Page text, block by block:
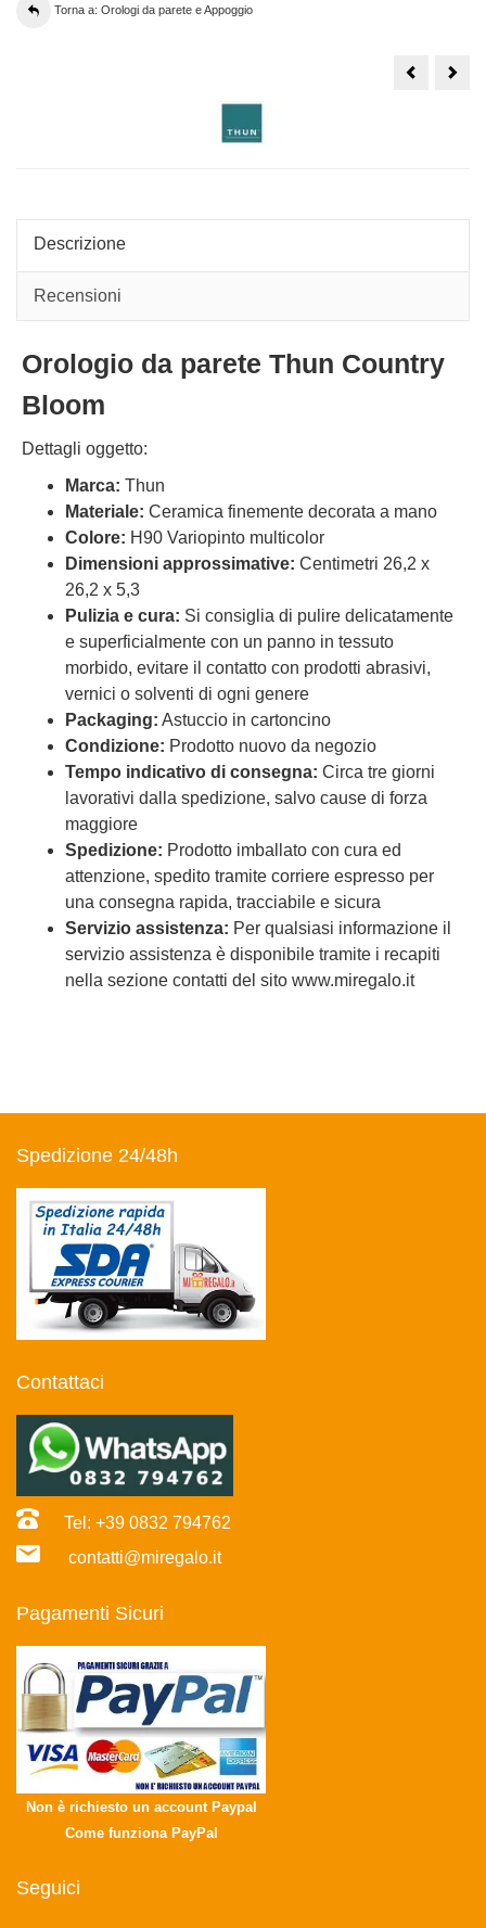
Torna a: Orologi da parete e Appoggio
Orologio
Descrizione
Recensioni
Orologio da parete Thun Country
Bloom
Dettagli oggetto:
Marca: Thun
Materiale: Ceramica finemente decorata a mano
Colore: H90 Variopinto multicolor
Dimensioni approssimative: Centimetri 26,2 x
26,2 x 5,3
Pulizia e cura: Si consiglia di pulire delicatamente
e superficialmente con un panno in tessuto
morbido, evitare il contatto con prodotti abrasivi,
vernici o solventi di ogni genere
Packaging: Astuccio in cartoncino
Condizione: Prodotto nuovo da negozio
Tempo indicativo di consegna: Circa tre giorni
lavorativi dalla spedizione, salvo cause di forza
maggiore
Spedizione: Prodotto imballato con cura ed
attenzione, spedito tramite corriere espresso per
una consegna rapida, tracciabile e sicura
Servizio assistenza: Per qualsiasi informazione il
servizio assistenza è disponibile tramite i recapiti
nella sezione contatti del sito www.miregalo.it
Spedizione 24/48h
Contattaci
Tel: +39 0832 794762
contatti@miregalo.it
Pagamenti Sicuri
Non è richiesto un account Paypal
Come funziona PayPal
Seguici